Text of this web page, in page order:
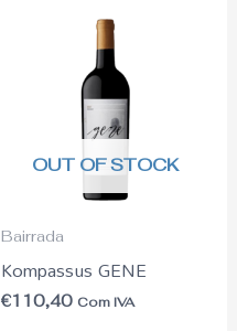
OUT OF STOCK
Bairrada
Kompassus GENE
€110,40 Com IVA